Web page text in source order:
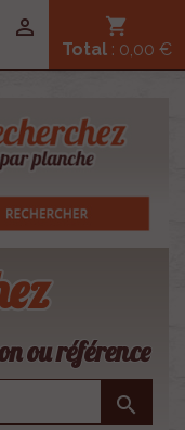
shopping_cart
Total : 0,00 €

ou référence
